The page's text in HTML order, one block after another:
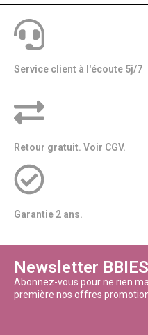
Service client à l'écoute 5j/7
Retour gratuit. Voir CGV.
Garantie 2 ans.
Newsletter BBIES
Abonnez-vous pour ne rien
première nos offres